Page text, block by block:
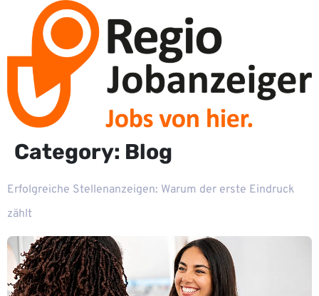
Category: Blog
Erfolgreiche Stellenanzeigen: Warum der erste Eindruck
zählt